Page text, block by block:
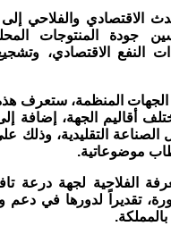
الاقتصادي والفلاحي إلى
جودة المنتوجات
النفع الاقتصادي،
موضوعاتية.
الفلاحية لجهة درعة
تقديراً لدورها في دعم